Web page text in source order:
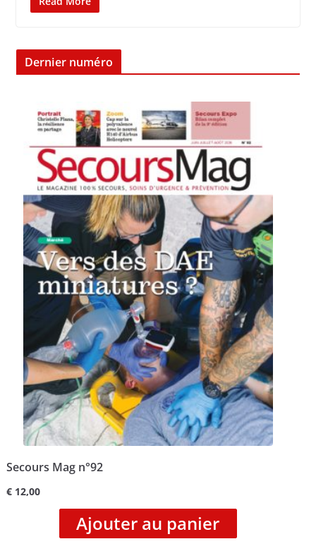
Dernier numéro
Secours Mag n°92
€12,00
Ajouter au panier